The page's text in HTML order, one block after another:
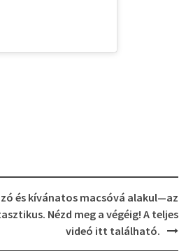
és kívánatos macsóvá alakul—az
Nézd meg a végéig! A teljes
videó itt található.